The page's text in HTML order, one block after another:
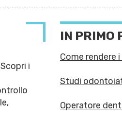
i
IN PRIMO
Come rendere
Studi
Operatore